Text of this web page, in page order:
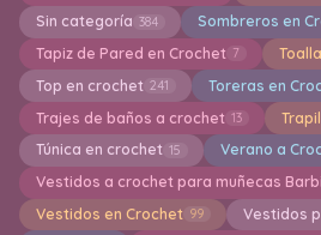
Sin categoría 384 Sombreros en
Tapiz de Pared en Crochet 7
Top en crochet 241 Toreras en
Trajes de baños a crochet 13
Túnica en crochet 15 Verano a
Vestidos a crochet para muñecas
Vestidos en Crochet 99 Vestidos